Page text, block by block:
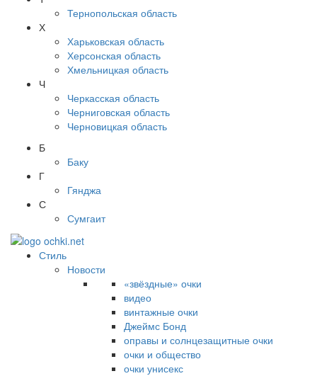
Тернопольская область
Х
Харьковская область
Херсонская область
Хмельницкая область
Ч
Черкасская область
Черниговская область
Черновицкая область
Б
Баку
Г
Гянджа
С
Сумгаит
Стиль
Новости
«звёздные» очки
видео
винтажные очки
Джеймс Бонд
оправы и солнцезащитные очки
очки и общество
очки унисекс